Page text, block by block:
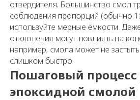
отвердителя. Большинство смол
соблюдения пропорций (обычно
используйте мерные ёмкости.
отклонения могут повлиять на
например, смола может не застыть
слишком быстро.
Пошаговый процесс
эпоксидной смолой